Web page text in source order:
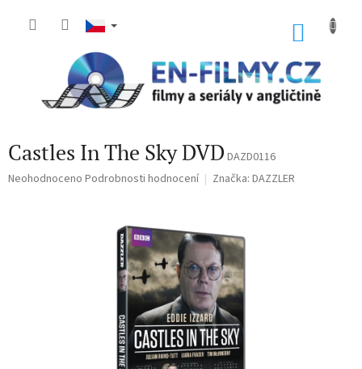
Castles In The Sky DVD DAZD0116
Průměrné
Neohodnoceno Podrobnosti hodnocení Značka: DAZZLER